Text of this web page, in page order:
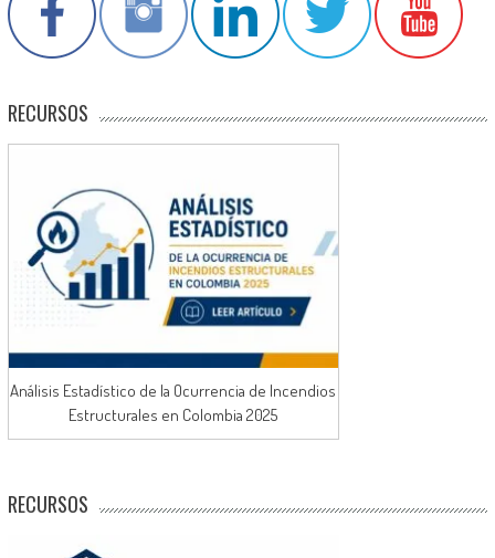
RECURSOS
Análisis Estadístico de la Ocurrencia de Incendios
Estructurales en Colombia 2025
RECURSOS